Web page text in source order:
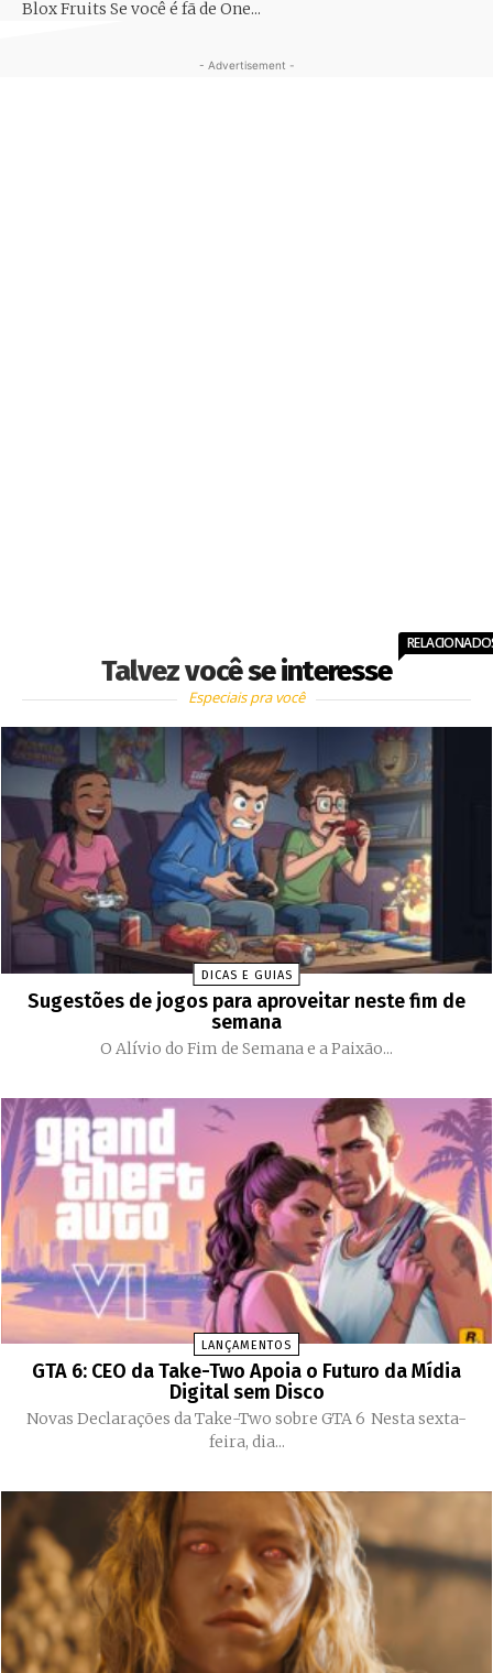
Blox Fruits Se você é fã de One...
- Advertisement -
Talvez você se interesse
Especiais pra você
DICAS E GUIAS
Sugestões de jogos para aproveitar neste fim de
semana
O Alívio do Fim de Semana e a Paixão...
LANÇAMENTOS
GTA 6: CEO da Take-Two Apoia o Futuro da Mídia
Digital sem Disco
Novas Declarações da Take-Two sobre GTA 6 Nesta sexta-
feira, dia...